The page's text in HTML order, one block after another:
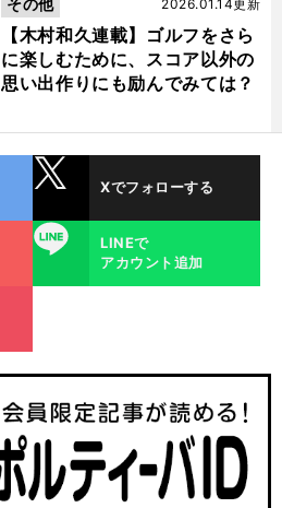
【木村和久連載】ゴルフをさら
に楽しむために、スコア以外の
思い出作りにも励んでみては？
2026.01.14更新
その他
Xでフォローする
LINE
LINEで
アカウント追加